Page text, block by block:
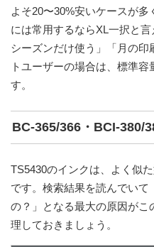
よそ20〜30%安いケースが
には常用するならXL一択と
シーズンだけ使う」「月の印
トユーザーの場合は、標準
す。
BC-365/366・BCI-380/
TS5430のインクは、よく似
です。検索結果を読んでい
の？」となる最大の原因が
理しておきましょう。